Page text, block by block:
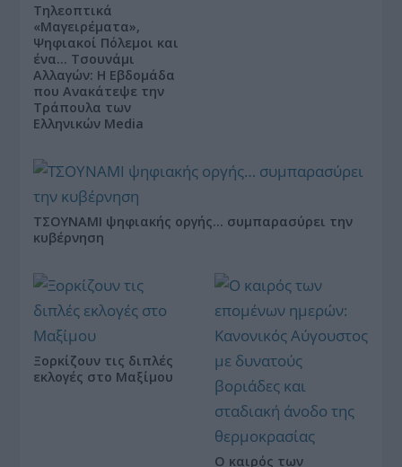
Τηλεοπτικά
«Μαγειρέματα»,
Ψηφιακοί Πόλεμοι και
ένα… Τσουνάμι
Αλλαγών: Η Εβδομάδα
που Ανακάτεψε την
Τράπουλα των
Ελληνικών Media
ΤΣΟΥΝΑΜΙ ψηφιακής οργής… συμπαρασύρει την
κυβέρνηση
Ξορκίζουν τις διπλές
εκλογές στο Μαξίμου
Ο καιρός των